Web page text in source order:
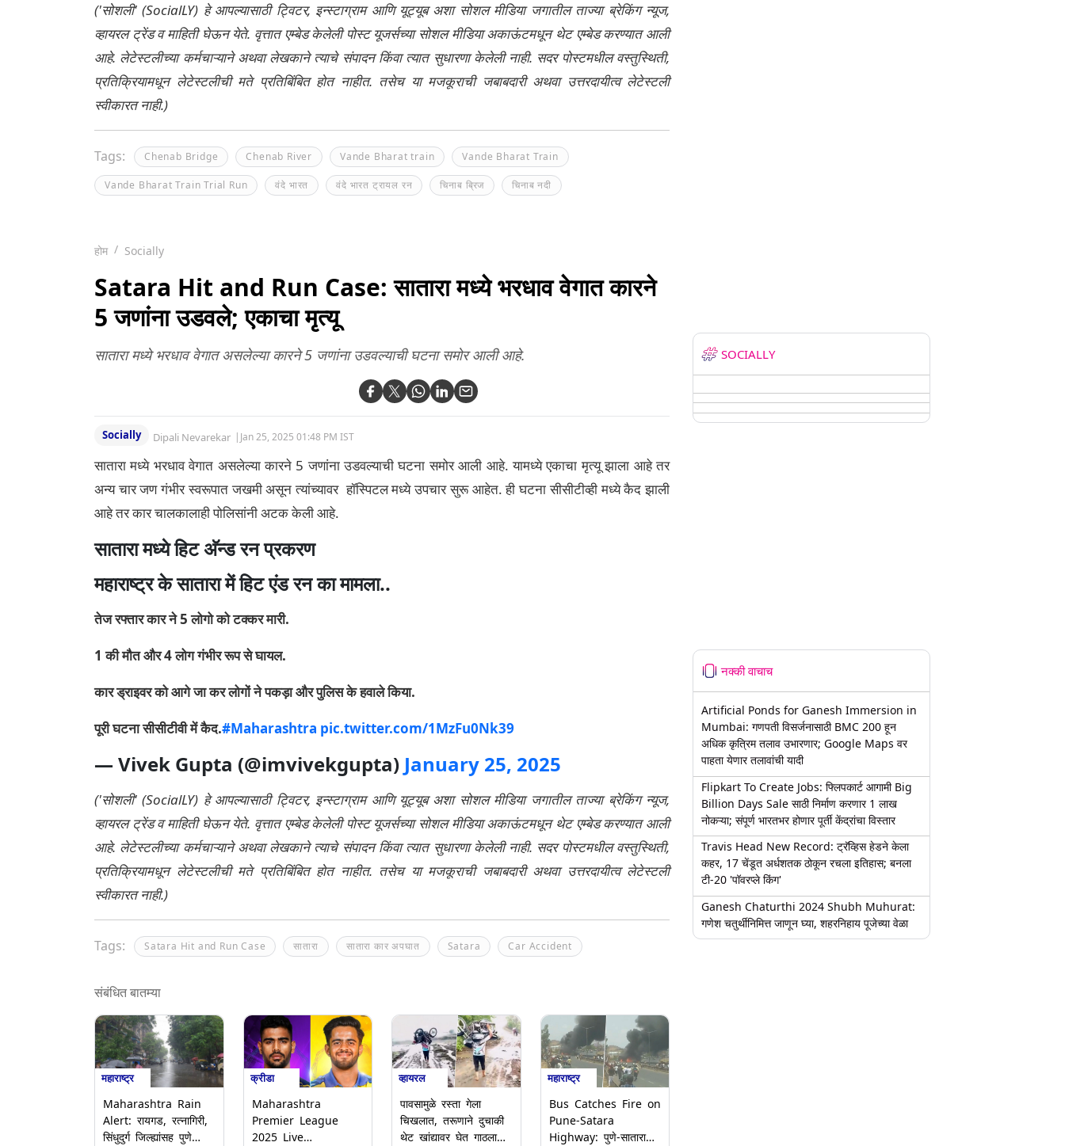
('सोशली' (SocialLY) हे आपल्यासाठी ट्विटर, इन्स्टाग्राम आणि यूट्यूब अशा सोशल मीडिया जगातील ताज्या ब्रेकिंग न्यूज,
व्हायरल ट्रेंड व माहिती घेऊन येते. वृत्तात एम्बेड केलेली पोस्ट यूजर्सच्या सोशल मीडिया अकाऊंटमधून थेट एम्बेड करण्यात आली
आहे. लेटेस्टलीच्या कर्मचाऱ्याने अथवा लेखकाने त्याचे संपादन किंवा त्यात सुधारणा केलेली नाही. सदर पोस्टमधील वस्तुस्थिती,
प्रतिक्रियामधून लेटेस्टलीची मते प्रतिबिंबित होत नाहीत. तसेच या मजकूराची जबाबदारी अथवा उत्तरदायीत्व लेटेस्टली
स्वीकारत नाही.)
Tags: Chenab Bridge Chenab River Vande Bharat train Vande Bharat Train
Vande Bharat Train Trial Run वंदे भारत वंदे भारत ट्रायल रन चिनाब ब्रिज चिनाब नदी
होम Socially
Satara Hit and Run Case: सातारा मध्ये भरधाव वेगात कारने
5 जणांना उडवले; एकाचा मृत्यू
सातारा मध्ये भरधाव वेगात असलेल्या कारने 5 जणांना उडवल्याची घटना समोर आली आहे.
Socially Dipali Nevarekar | Jan 25, 2025 01:48 PM IST
सातारा मध्ये भरधाव वेगात असलेल्या कारने 5 जणांना उडवल्याची घटना समोर आली आहे. यामध्ये एकाचा मृत्यू झाला आहे तर
अन्य चार जण गंभीर स्वरूपात जखमी असून त्यांच्यावर हॉस्पिटल मध्ये उपचार सुरू आहेत. ही घटना सीसीटीव्ही मध्ये कैद झाली
आहे तर कार चालकालाही पोलिसांनी अटक केली आहे.
सातारा मध्ये हिट अ‍ॅन्ड रन प्रकरण
महाराष्ट्र के सातारा में हिट एंड रन का मामला..
तेज रफ्तार कार ने 5 लोगो को टक्कर मारी.
1 की मौत और 4 लोग गंभीर रूप से घायल.
कार ड्राइवर को आगे जा कर लोगों ने पकड़ा और पुलिस के हवाले किया.
पूरी घटना सीसीटीवी में कैद.#Maharashtra pic.twitter.com/1MzFu0Nk39
— Vivek Gupta (@imvivekgupta) January 25, 2025
('सोशली' (SocialLY) हे आपल्यासाठी ट्विटर, इन्स्टाग्राम आणि यूट्यूब अशा सोशल मीडिया जगातील ताज्या ब्रेकिंग न्यूज,
व्हायरल ट्रेंड व माहिती घेऊन येते. वृत्तात एम्बेड केलेली पोस्ट यूजर्सच्या सोशल मीडिया अकाऊंटमधून थेट एम्बेड करण्यात आली
आहे. लेटेस्टलीच्या कर्मचाऱ्याने अथवा लेखकाने त्याचे संपादन किंवा त्यात सुधारणा केलेली नाही. सदर पोस्टमधील वस्तुस्थिती,
प्रतिक्रियामधून लेटेस्टलीची मते प्रतिबिंबित होत नाहीत. तसेच या मजकूराची जबाबदारी अथवा उत्तरदायीत्व लेटेस्टली
स्वीकारत नाही.)
Tags: Satara Hit and Run Case सातारा सातारा कार अपघात Satara Car Accident
संबंधित बातम्या
महाराष्ट्र
Maharashtra Rain
Alert: रायगड, रत्नागिरी,
सिंधुदुर्ग जिल्ह्यांसह पुणे
क्रीडा
Maharashtra
Premier League
2025 Live
व्हायरल
पावसामुळे रस्ता गेला
चिखलात, तरूणाने दुचाकी
थेट खांद्यावर घेत गाठला
महाराष्ट्र
Bus Catches Fire on
Pune-Satara
Highway: पुणे-सातारा
SOCIALLY
नक्की वाचाच
Artificial Ponds for Ganesh Immersion in
Mumbai: गणपती विसर्जनासाठी BMC 200 हून
अधिक कृत्रिम तलाव उभारणार; Google Maps वर
पाहता येणार तलावांची यादी
Flipkart To Create Jobs: फ्लिपकार्ट आगामी Big
Billion Days Sale साठी निर्माण करणार 1 लाख
नोकऱ्या; संपूर्ण भारतभर होणार पूर्ती केंद्रांचा विस्तार
Travis Head New Record: ट्रॅव्हिस हेडने केला
कहर, 17 चेंडूत अर्धशतक ठोकून रचला इतिहास; बनला
टी-20 'पॉवरप्ले किंग'
Ganesh Chaturthi 2024 Shubh Muhurat:
गणेश चतुर्थीनिमित्त जाणून घ्या, शहरनिहाय पूजेच्या वेळा